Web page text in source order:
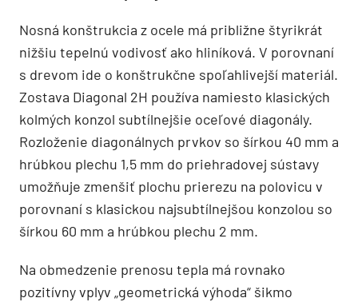
Nosná konštrukcia z ocele má približne štyrikrát
nižšiu tepelnú vodivosť ako hliníková. V porovnaní
s drevom ide o konštrukčne spoľahlivejší materiál.
Zostava Diagonal 2H používa namiesto klasických
kolmých konzol subtílnejšie oceľové diagonály.
Rozloženie diagonálnych prvkov so šírkou 40 mm a
hrúbkou plechu 1,5 mm do priehradovej sústavy
umožňuje zmenšiť plochu prierezu na polovicu v
porovnaní s klasickou najsubtílnejšou konzolou so
šírkou 60 mm a hrúbkou plechu 2 mm.
Na obmedzenie prenosu tepla má rovnako
pozitívny vplyv „geometrická výhoda“ šikmo